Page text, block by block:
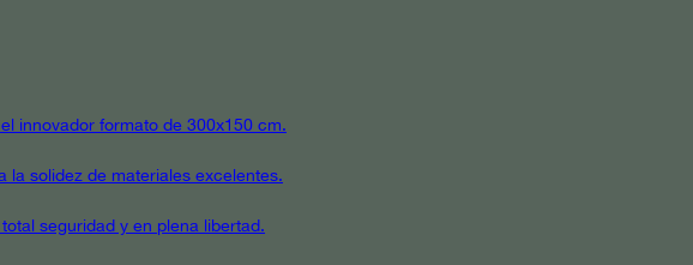
innovador formato de 300x150 cm.
la solidez de materiales excelentes.
seguridad y en plena libertad.